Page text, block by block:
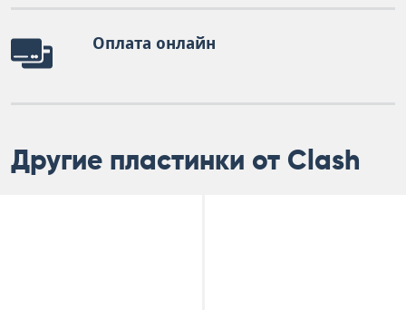
Оплата онлайн
Другие пластинки от Clash